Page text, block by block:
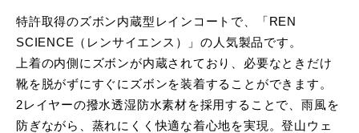
特許取得のズボン内蔵型レインコートで、「REN
SCIENCE（レンサイエンス）」の人気製品です。
上着の内側にズボンが内蔵されており、必要なときだけ
靴を脱がずにすぐにズボンを装着することができます。
2レイヤーの撥水透湿防水素材を採用することで、雨風を
防ぎながら、蒸れにくく快適な着心地を実現。登山ウェ